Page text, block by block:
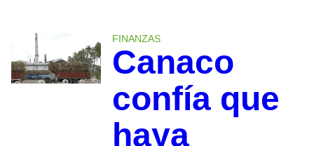
FINANZAS
Canaco
confía que
haya